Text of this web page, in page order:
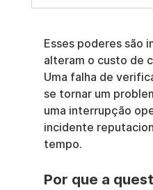
Esses poderes são
alteram o custo de
Uma falha de
se tornar um
uma interrupção
incidente
tempo.
Por que a